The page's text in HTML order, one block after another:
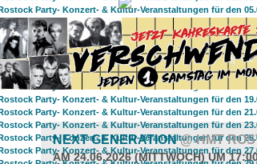
DIVERSES
NEXT GENERATION@ HMT
AM 24.06.2026 (MITTWOCH) UM